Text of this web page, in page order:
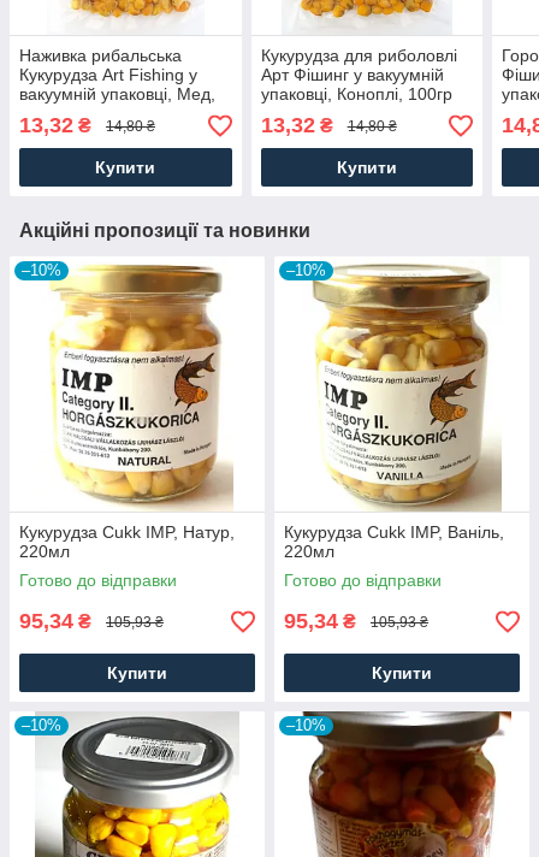
Наживка рибальська
Кукурудза Art Fishing у
вакуумній упаковці, Мед,
100гр
13,32 ₴ 14,80 ₴
Купити
Кукурудза для риболовлі
Арт Фішинг у вакуумній
упаковці, Коноплі, 100гр
13,32₴ 14,80 ₴
Купити
Акційні пропозиції та новинки
–10%
Кукурудза Cukk IMP, Натур,
220мл
Готово до відправки
95,34 ₴ 105,93 ₴
Купити
–10%
Кукурудза Cukk IMP, Ваніль,
220мл
Готово до відправки
95,34 ₴ 105,93 ₴
Купити
–10% –10%